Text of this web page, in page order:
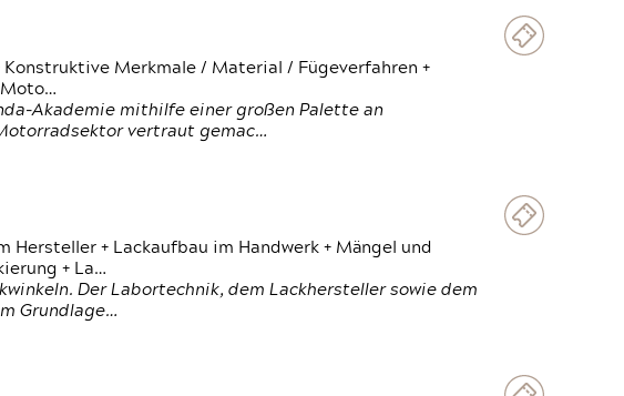
Merkmale / Material / Fügeverfahren +
Moto…
Akademie mithilfe einer großen Palette an
vertraut gemac…
Hersteller + Lackaufbau im Handwerk + Mängel und
+ La…
Der Labortechnik, dem Lackhersteller sowie dem
Grundlage…